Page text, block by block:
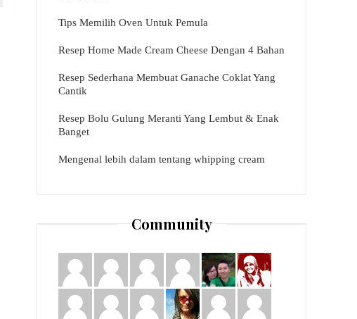
Tips Memilih Oven Untuk Pemula
Resep Home Made Cream Cheese Dengan 4 Bahan
Resep Sederhana Membuat Ganache Coklat Yang
Cantik
Resep Bolu Gulung Meranti Yang Lembut & Enak
Banget
Mengenal lebih dalam tentang whipping cream
Community